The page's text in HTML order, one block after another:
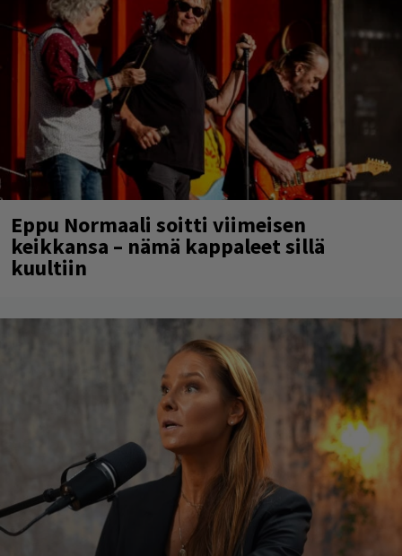
Eppu Normaali soitti viimeisen
keikkansa – nämä kappaleet sillä
kuultiin